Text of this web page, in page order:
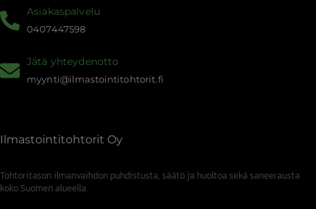
Asiakaspalvelu
0407447598
Jätä yhteydenotto
myynti@ilmastointitohtorit.fi
Ilmastointitohtorit Oy
Tohtoritason ilmanvaihdon puhdistusta, säätö ja huoltoa sekä saneerausta
koko Suomen alueella.